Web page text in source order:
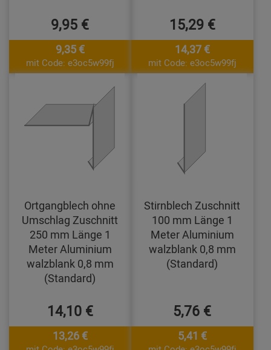
9,95 €
9,35 €
mit Code: e3oc5w99fj
15,29 €
14,37 €
mit Code: e3oc5w99fj
Ortgangblech ohne
Umschlag Zuschnitt
250 mm Länge 1
Meter Aluminium
walzblank 0,8 mm
(Standard)
14,10 €
13,26 €
Stirnblech Zuschnitt
100 mm Länge 1
Meter Aluminium
walzblank 0,8 mm
(Standard)
5,76 €
5,41 €